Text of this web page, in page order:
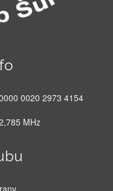
0020 2973 4154
MHz